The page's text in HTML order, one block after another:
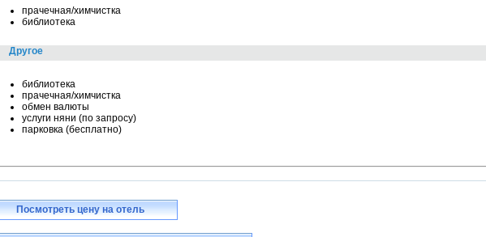
прачечная/химчистка
библиотека
Другое
библиотека
прачечная/химчистка
обмен валюты
услуги няни (по запросу)
парковка (бесплатно)
Посмотреть цену на отель